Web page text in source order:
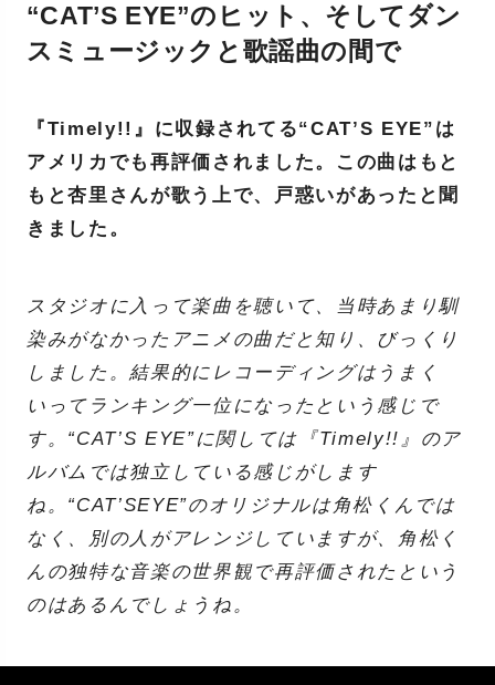
“CAT’S EYE”のヒット、そしてダン
スミュージックと歌謡曲の間で
『Timely!!』に収録されてる“CAT’S EYE”は
アメリカでも再評価されました。この曲はもと
もと杏里さんが歌う上で、戸惑いがあったと聞
きました。
スタジオに入って楽曲を聴いて、当時あまり馴
染みがなかったアニメの曲だと知り、びっくり
しました。結果的にレコーディングはうまく
いってランキング一位になったという感じで
す。“CAT’S EYE”に関しては『Timely!!』のア
ルバムでは独立している感じがします
ね。“CAT’SEYE”のオリジナルは角松くんでは
なく、別の人がアレンジしていますが、角松く
んの独特な音楽の世界観で再評価されたという
のはあるんでしょうね。